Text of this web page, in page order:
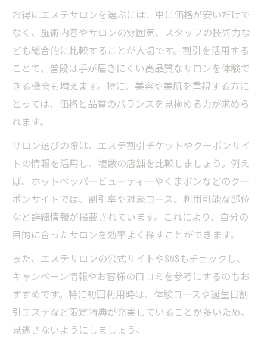
信頼できるエステ割引情報の見極め方
クーポンサイト利用時の注意点を紹介
初回割引エステの魅力と注意点を徹底解説
初回割引エステのメリットと選び方
エステ割引初体験時の注意ポイント
エステクーポンで初回体験を充実させる方
法
満足できるサロン探しと割引利用術
お得にエステサロンを選ぶには、単に価格が安いだけで
なく、施術内容やサロンの雰囲気、スタッフの技術力な
ども総合的に比較することが大切です。割引を活用する
ことで、普段は手が届きにくい高品質なサロンを体験で
きる機会も増えます。特に、美容や美肌を重視する方に
とっては、価格と品質のバランスを見極める力が求めら
れます。
サロン選びの際は、エステ割引チケットやクーポンサイ
トの情報を活用し、複数の店舗を比較しましょう。例え
ば、ホットペッパービューティーやくまポンなどのクー
ポンサイトでは、割引率や対象コース、利用可能な部位
など詳細情報が掲載されています。これにより、自分の
目的に合ったサロンを効率よく探すことができます。
また、エステサロンの公式サイトやSNSもチェックし、
キャンペーン情報やお客様の口コミを参考にするのもお
すすめです。特に初回利用時は、体験コースや誕生日割
引エステなど限定特典が充実していることが多いため、
見逃さないようにしましょう。